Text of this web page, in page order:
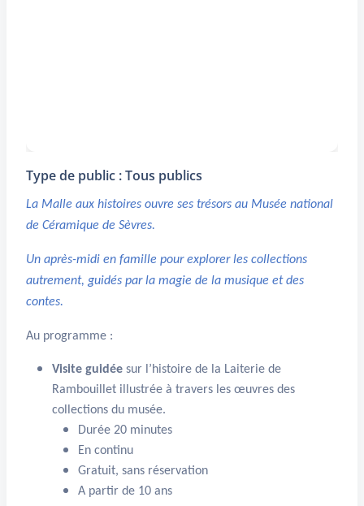
Type de public : Tous publics
La Malle aux histoires ouvre ses trésors au Musée national
de Céramique de Sèvres.
Un après-midi en famille pour explorer les collections
autrement, guidés par la magie de la musique et des
contes.
Au programme :
Visite guidée sur l’histoire de la Laiterie de
Rambouillet illustrée à travers les œuvres des
collections du musée.
Durée 20 minutes
En continu
Gratuit, sans réservation
A partir de 10 ans